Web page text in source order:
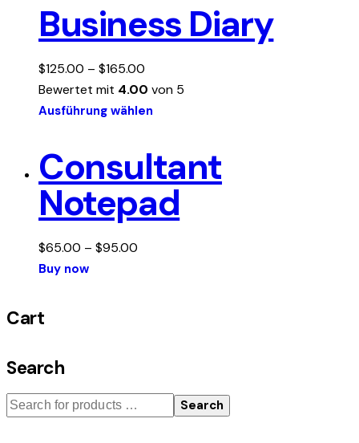
Business Diary
$125.00 – $165.00
Bewertet mit 4.00 von 5
Ausführung wählen
mehrere
Varianten
auf.
Consultant
Notepad
$65.00 – $95.00
Buy nowDieses
Die
Optionen
Cart
Search
Search